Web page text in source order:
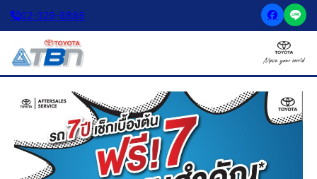
02-329-8888